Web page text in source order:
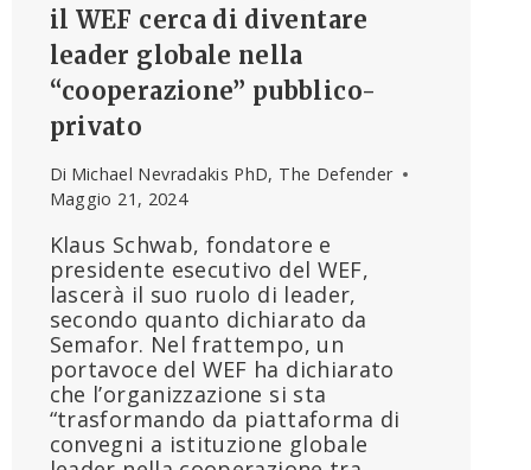
il WEF cerca di diventare
leader globale nella
“cooperazione” pubblico-
privato
Di Michael Nevradakis PhD, The Defender
Maggio 21, 2024
Klaus Schwab, fondatore e
presidente esecutivo del WEF,
lascerà il suo ruolo di leader,
secondo quanto dichiarato da
Semafor. Nel frattempo, un
portavoce del WEF ha dichiarato
che l’organizzazione si sta
“trasformando da piattaforma di
convegni a istituzione globale